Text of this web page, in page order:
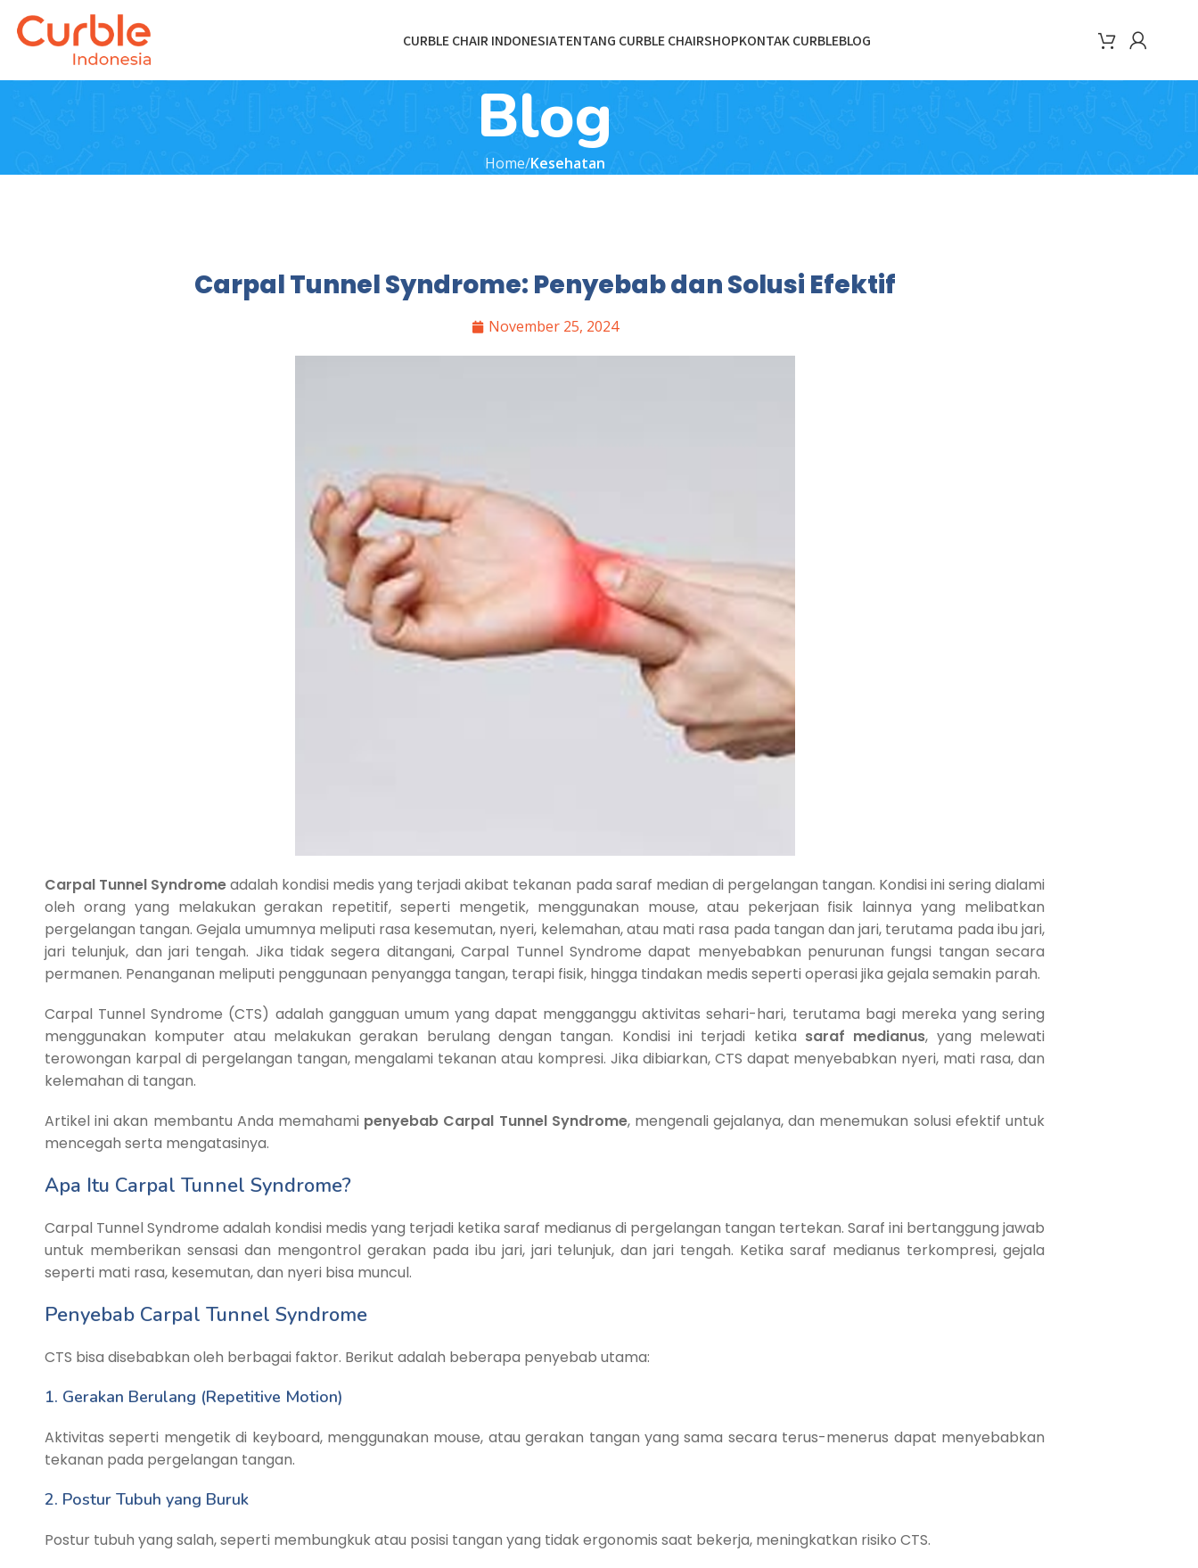
CURBLE CHAIR INDONESIATENTANG CURBLE CHAIRSHOPKONTAK CURBLEBLOG
Blog
Home Kesehatan
Carpal Tunnel Syndrome: Penyebab dan Solusi Efektif
November 25, 2024
Carpal Tunnel Syndromeadalah kondisi medis yang terjadi akibat tekanan pada saraf median di pergelangan tangan. Kondisi ini sering dialami
oleh orang yang melakukan gerakan repetitif, seperti mengetik, menggunakan mouse, atau pekerjaan fisik lainnya yang melibatkan
pergelangan tangan. Gejala umumnya meliputi rasa kesemutan, nyeri, kelemahan, atau mati rasa pada tangan dan jari, terutama pada ibu jari,
jari telunjuk, dan jari tengah. Jika tidak segera ditangani, Carpal Tunnel Syndrome dapat menyebabkan penurunan fungsi tangan secara
permanen. Penanganan meliputi penggunaan penyangga tangan, terapi fisik, hingga tindakan medis seperti operasi jika gejala semakin parah.
Carpal Tunnel Syndrome (CTS) adalah gangguan umum yang dapat mengganggu aktivitas sehari-hari, terutama bagi mereka yang sering
menggunakan komputer atau melakukan gerakan berulang dengan tangan. Kondisi ini terjadi ketika saraf medianus, yang melewati
terowongan karpal di pergelangan tangan, mengalami tekanan atau kompresi. Jika dibiarkan, CTS dapat menyebabkan nyeri, mati rasa, dan
kelemahan di tangan.
Artikel ini akan membantu Anda memahami penyebab Carpal Tunnel Syndrome, mengenali gejalanya, dan menemukan solusi efektif untuk
mencegah serta mengatasinya.
Apa Itu Carpal Tunnel Syndrome?
Carpal Tunnel Syndrome adalah kondisi medis yang terjadi ketika saraf medianus di pergelangan tangan tertekan. Saraf ini bertanggung jawab
untuk memberikan sensasi dan mengontrol gerakan pada ibu jari, jari telunjuk, dan jari tengah. Ketika saraf medianus terkompresi, gejala
seperti mati rasa, kesemutan, dan nyeri bisa muncul.
Penyebab Carpal Tunnel Syndrome
CTS bisa disebabkan oleh berbagai faktor. Berikut adalah beberapa penyebab utama:
1. Gerakan Berulang (Repetitive Motion)
Aktivitas seperti mengetik di keyboard, menggunakan mouse, atau gerakan tangan yang sama secara terus-menerus dapat menyebabkan
tekanan pada pergelangan tangan.
2. Postur Tubuh yang Buruk
Postur tubuh yang salah, seperti membungkuk atau posisi tangan yang tidak ergonomis saat bekerja, meningkatkan risiko CTS.